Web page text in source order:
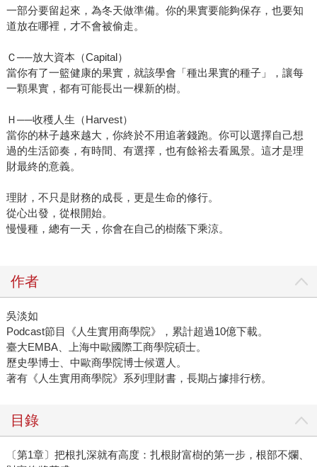
一部分要留起來，為冬天做準備。你的果實要能夠保存，也要知
道放在哪裡，才不會被偷走。
Ｃ──放大資本（Capital）
當你有了一籃健康的果實，就該學會「種出果實的種子」，讓每
一顆果實，都有可能長出一棵新的樹。
Ｈ──收穫人生（Harvest）
當你的林子越來越大，你終於不用追著錢跑。你可以選擇自己想
過的生活節奏，有時間、有選擇，也有餘裕去看風景。這才是理
財最終的意義。
理財，不只是財務的成長，更是生命的修行。
從心出發，從根開始。
慢慢種，總有一天，你會在自己的樹蔭下乘涼。
作者
吳淡如
Podcast節目《人生實用商學院》，累計超過10億下載。
臺大EMBA、上海中歐國際工商學院碩士。
歷史學博士、中歐商學院博士候選人。
著有《人生實用商學院》系列理財書，長期占據排行榜。
目錄
〔第1章〕把根扎深就有高度：扎根財富樹的第一步，根部不爛、